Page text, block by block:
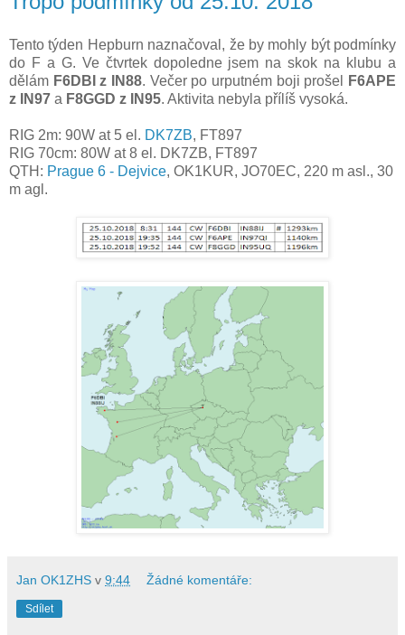
Tento týden Hepburn naznačoval, že by mohly být podmínky
do F a G. Ve čtvrtek dopoledne jsem na skok na klubu a
dělám F6DBI z IN88. Večer po urputném boji prošel
F6APE
z IN97 a F8GGD z IN95. Aktivita nebyla přílíš vysoká.
RIG 2m: 90W at 5 el. DK7ZB, FT897
RIG 70cm: 80W at 8 el. DK7ZB, FT897
QTH: Prague 6 - Dejvice, OK1KUR, JO70EC, 220 m asl., 30
m agl.
Jan OK1ZHS v 9:44 Žádné komentáře:
Sdílet